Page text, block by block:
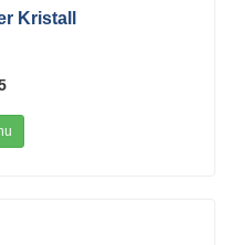
Kristall